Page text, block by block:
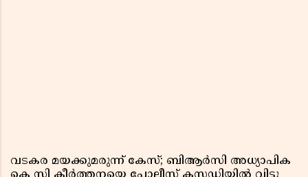
വടകര മയക്കുമരുന്ന് കേസ്; ബിആർസി അധ്യാപിക